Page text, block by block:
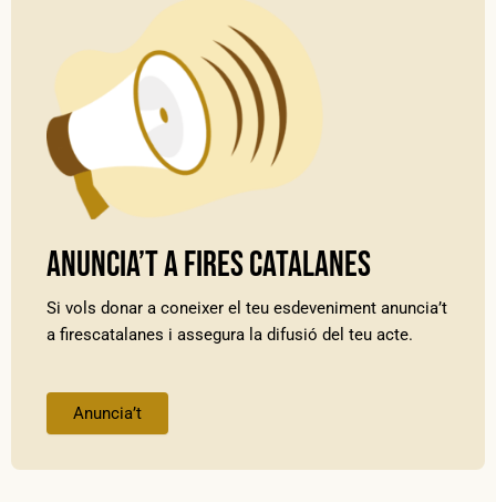
Anuncia’t a Fires Catalanes
Si vols donar a coneixer el teu esdeveniment anuncia’t
a firescatalanes i assegura la difusió del teu acte.
Anuncia’t